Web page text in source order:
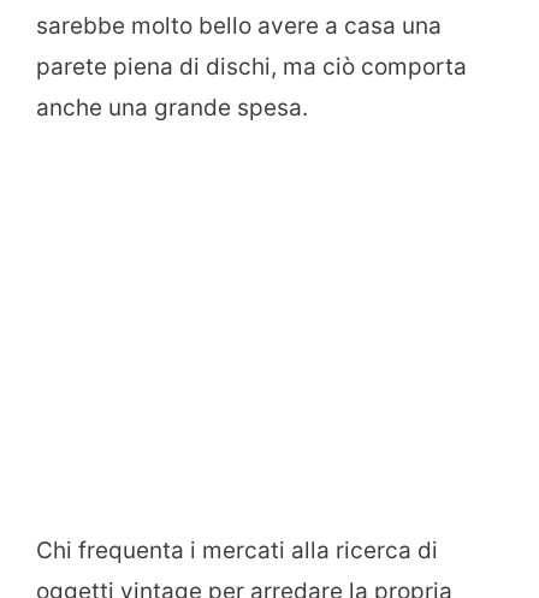
sarebbe molto bello avere a casa una
parete piena di dischi, ma ciò comporta
anche una grande spesa.
Chi frequenta i mercati alla ricerca di
oggetti vintage per arredare la propria